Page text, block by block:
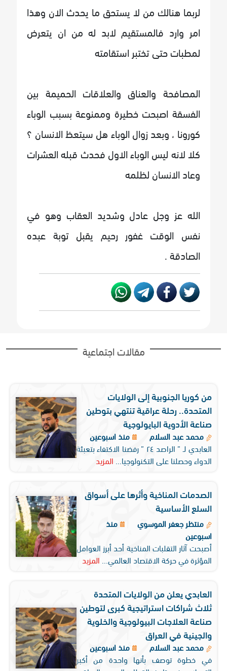
لربما هنالك من لا يستحق ما يحدث الان وهذا
امر وارد فالمستقيم لابد له من ان يتعرض
لمطبات حتى تختبر استقامته
المصافحة والعناق والعلاقات الحميمة بين
الفسقة اصبحت خطيرة وممنوعة بسبب الوباء
كورونا ، وبعد زوال الوباء هل سيتعظ الانسان ؟
كلا لانه ليس الوباء الاول فحدث قبله العشرات
وعاد الانسان لظلمه
الله عز وجل عادل وشديد العقاب وهو في
نفس الوقت غفور رحيم يقبل توبة عبده
الصادقة .
مقالات اجتماعية
من كوريا الجنوبية إلى الولايات
المتحدة.. رحلة عراقية تنتهي بتوطين
صناعة الأدوية البايولوجية
محمد عبد السلام
منذ اسبوعين
العابدي لـ ” الراصد ٢٤ ” رفضنا الاكتفاء بتعبئة
الدواء وحصلنا على التكنولوجيا...
المزيد
الصدمات المناخية وأثرها على أسواق
السلع الأساسية
منتظر جعفر الموسوي
منذ
اسبوعين
أصبحت آثار التقلبات المناخية أحد أبرز العوامل
المؤثرة في حركة الاقتصاد العالمي...
المزيد
العابدي يعلن من الولايات المتحدة
ثلاث شراكات استراتيجية كبرى لتوطين
صناعة العلاجات البيولوجية والخلوية
والجينية في العراق
محمد عبد السلام
منذ اسبوعين
في خطوة توصف بأنها واحدة من أكبر